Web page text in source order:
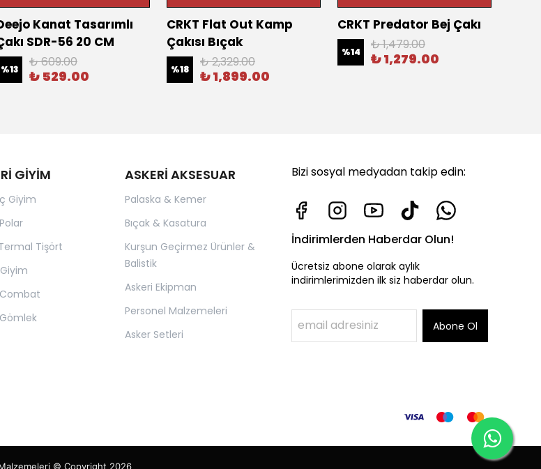
Kanat Tasarımlı
SDR-56 20 CM
%13 ₺ 609.00
₺ 529.00
CRKT Flat Out Kamp
Çakısı Bıçak
%18 ₺ 2,329.00
₺ 1,899.00
CRKT Predator Bej Çakı
%14 ₺ 1,479.00
₺ 1,279.00
GİYİM
Giyim
Tişört
ASKERİ AKSESUAR
Palaska & Kemer
Bıçak & Kasatura
Kurşun Geçirmez Ürünler &
Balistik
Askeri Ekipman
Personel Malzemeleri
Asker Setleri
Bizi sosyal medyadan takip edin:
İndirimlerden Haberdar Olun!
Ücretsiz abone olarak aylık
indirimlerimizden ilk siz haberdar olun.
Abone Ol
© Copyright 2026